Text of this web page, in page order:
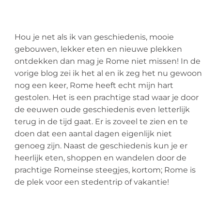
Hou je net als ik van geschiedenis, mooie
gebouwen, lekker eten en nieuwe plekken
ontdekken dan mag je Rome niet missen! In de
vorige blog zei ik het al en ik zeg het nu gewoon
nog een keer, Rome heeft echt mijn hart
gestolen. Het is een prachtige stad waar je door
de eeuwen oude geschiedenis even letterlijk
terug in de tijd gaat. Er is zoveel te zien en te
doen dat een aantal dagen eigenlijk niet
genoeg zijn. Naast de geschiedenis kun je er
heerlijk eten, shoppen en wandelen door de
prachtige Romeinse steegjes, kortom; Rome is
de plek voor een stedentrip of vakantie!